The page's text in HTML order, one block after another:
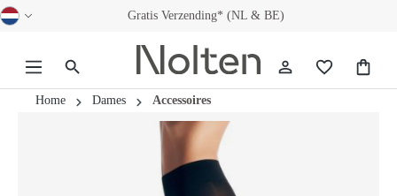
Gratis Verzending* (NL & BE)
Home Dames Accessoires